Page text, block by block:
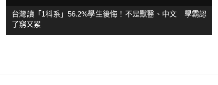
台灣讀「1科系」56.2%學生後悔！不是獸醫、中文 學霸認
了窮又累